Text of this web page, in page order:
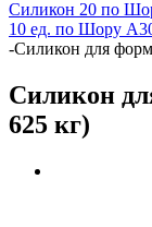
Силикон 20 по
10 ед. по Шору А
-Силикон для
Силикон
625 кг)